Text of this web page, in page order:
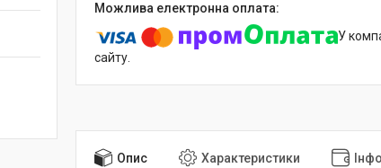
У
сайту.
Опис Характеристики